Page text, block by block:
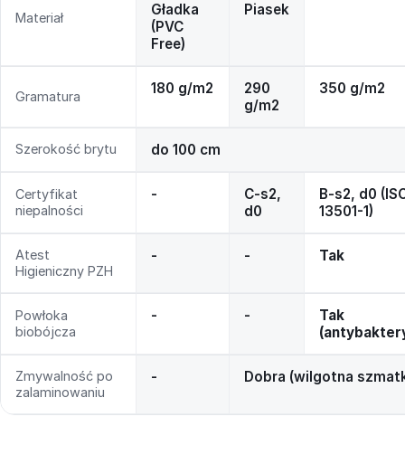
Materiał
Gładka
(PVC
Free)
Piasek
Gramatura 180 g/m2
290
g/m2
350 g/m2
Szerokość brytu do 100 cm
Certyfikat
niepalności
-
C-s2,
d0
B-s2, d0
13501-1)
Atest
Higieniczny PZH
- - Tak
Powłoka
biobójcza
- -
Tak
Zmywalność po
zalaminowaniu
- Dobra (wilgotna